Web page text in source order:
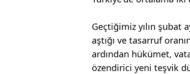
Geçtiğimiz yılın şubat
aştığı ve tasarruf
ardından hükümet,
özendirici yeni teşvik